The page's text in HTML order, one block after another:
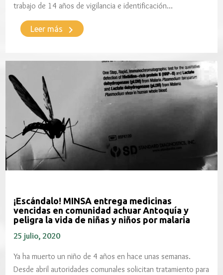
trabajo de 14 años de vigilancia e identificación…
Leer más keyboard_arrow_right
¡Escándalo! MINSA entrega medicinas
vencidas en comunidad achuar Antoquía y
peligra la vida de niñas y niños por malaria
25 julio, 2020
Ya ha muerto un niño de 4 años en hace unas semanas.
Desde abril autoridades comunales solicitan tratamiento para